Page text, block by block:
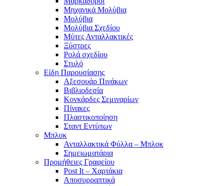
Μηχανικά Μολύβια
Μολύβια
Μολύβια Σχεδίου
Μύτες Ανταλλακτικές
Ξύστρες
Ρολά σχεδίου
Στυλό
Είδη Παρουσίασης
Αξεσουάρ Πινάκων
Βιβλιοδεσία
Κονκάρδες Σεμιναρίων
Πίνακες
Πλαστικοποίηση
Σταντ Εντύπων
Μπλοκ
Ανταλλακτικά Φύλλα – Μπλοκ
Σημειωματάρια
Προμήθειες Γραφείου
Post It – Χαρτάκια
Αποσυρραπτικά